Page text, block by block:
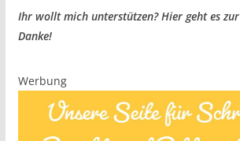
Ihr wollt mich unterstützen? Hier geht es zur
Danke!
Werbung